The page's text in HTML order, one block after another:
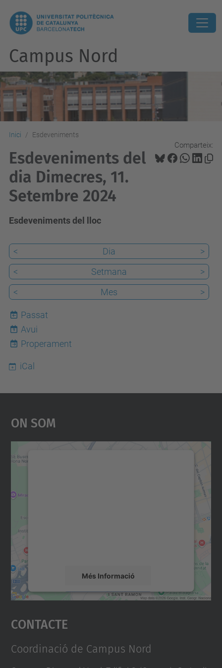
Campus Nord
Inici Esdeveniments
Comparteix:
Esdeveniments del
dia Dimecres, 11.
Setembre 2024
Esdeveniments del lloc
< Dia
>
<
Setmana
>
<
Mes >
Passat
9
Avui
Properament
iCal
On Som
Més Informació
Accepta
powered by
Contacte
Coordinació de Campus Nord